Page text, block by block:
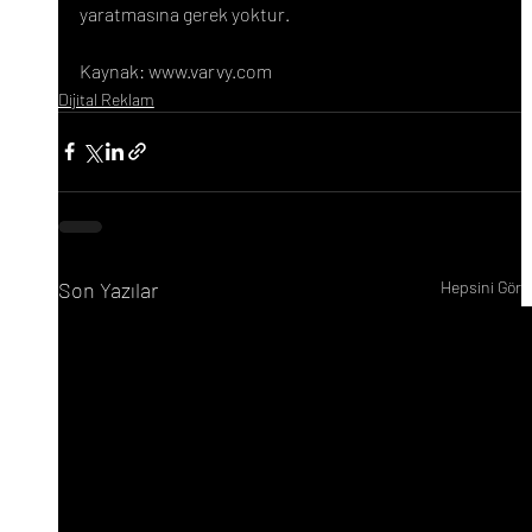
yaratmasına gerek yoktur.
Kaynak: www.varvy.com
Dijital Reklam
Son Yazılar Hepsini Gör